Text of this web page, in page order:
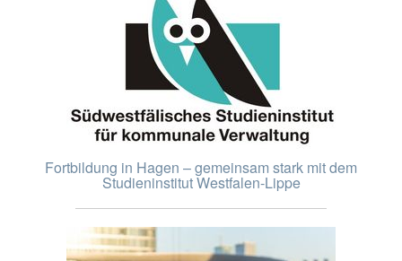
Fortbildung in Hagen – gemeinsam stark mit dem
Studieninstitut Westfalen-Lippe